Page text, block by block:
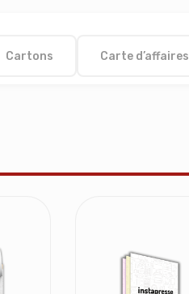
Cartons Carte d’affaires